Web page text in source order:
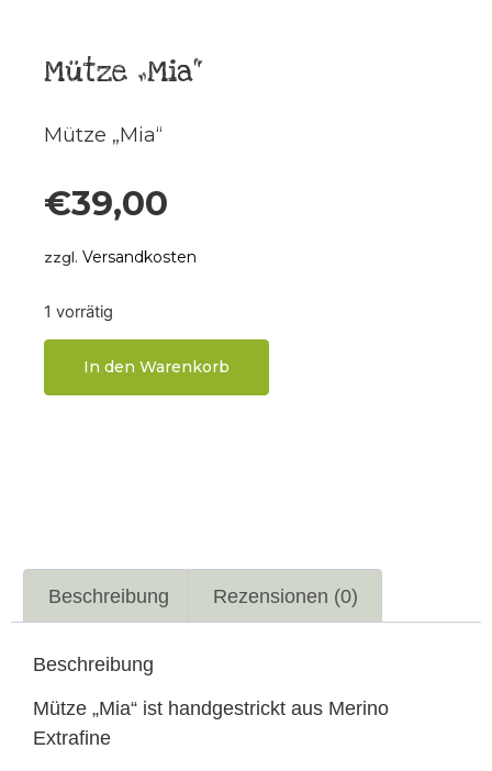
Mütze „Mia“
Mütze „Mia“
€39,00
zzgl. Versandkosten
1 vorrätig
In den Warenkorb
Beschreibung Rezensionen (0)
Beschreibung
Mütze „Mia“ ist handgestrickt aus Merino
Extrafine